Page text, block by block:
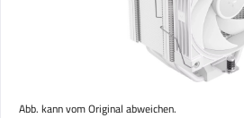
Abb. kann vom Original abweichen.